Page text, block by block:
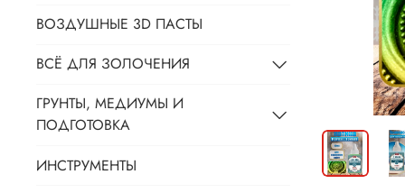
ВОЗДУШНЫЕ 3D ПАСТЫ
ВСЁ ДЛЯ ЗОЛОЧЕНИЯ
ГРУНТЫ, МЕДИУМЫ И
ПОДГОТОВКА
ИНСТРУМЕНТЫ